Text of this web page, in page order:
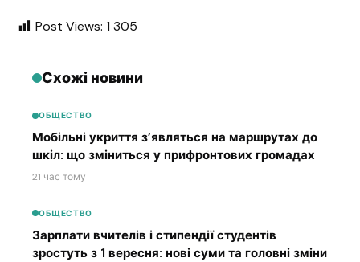
Post Views: 1 305
Схожі новини
ОБЩЕСТВО
Мобільні укриття з’являться на маршрутах до
шкіл: що зміниться у прифронтових громадах
21 час тому
ОБЩЕСТВО
Зарплати вчителів і стипендії студентів
зростуть з 1 вересня: нові суми та головні зміни